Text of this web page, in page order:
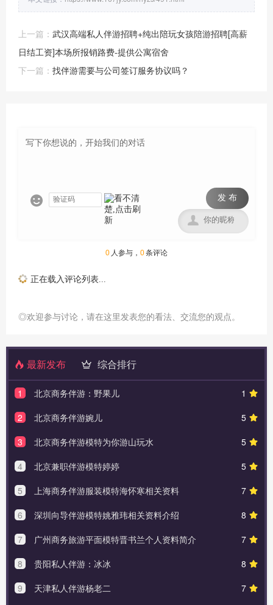
上一篇： 武汉高端私人伴游招聘+纯出陪玩女孩陪游招聘[高薪
日结工资]本场所报销路费-提供公寓宿舍
下一篇： 找伴游需要与公司签订服务协议吗？
 发 布

0 人参与， 0条评论
正在载入评论列表...
◎欢迎参与讨论，请在这里发表您的看法、交流您的观点。
最新发布 综合排行
1
1
北京商务伴游：野果儿
5
2
北京商务伴游婉儿
5
3
北京商务伴游模特为你游山玩水
5
4
北京兼职伴游模特婷婷
7
5
上海商务伴游服装模特海怀寒相关资料
8
6
深圳向导伴游模特姚雅玮相关资料介绍
7
7
广州商务旅游平面模特晋书兰个人资料简介
8
8
贵阳私人伴游：冰冰
7
9
天津私人伴游杨老二